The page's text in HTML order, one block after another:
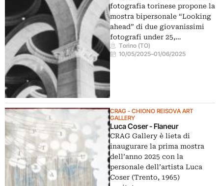
fotografia torinese propone la
mostra bipersonale “Looking
ahead” di due giovanissimi
fotografi under 25,…
Torino (TO)
10/05/2025–01/06/2025
CRAG - CHIONO REISOVA ART
GALLERY
Luca Coser - Flaneur
CRAG Gallery è lieta di
inaugurare la prima mostra
dell’anno 2025 con la
personale dell’artista Luca
Coser (Trento, 1965)